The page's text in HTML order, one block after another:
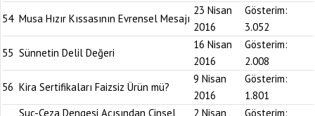
54 Musa Hızır Kıssasının Evrensel Mesajı
23 Nisan
2016
Gösterim:
3.052
55 Sünnetin Delil Değeri
16 Nisan
2016
Gösterim:
2.008
56 Kira Sertifikaları Faizsiz Ürün mü?
9 Nisan
2016
Gösterim:
1.801
Suç-Ceza Dengesi Açısından Cinsel
2 Nisan
Gösterim: